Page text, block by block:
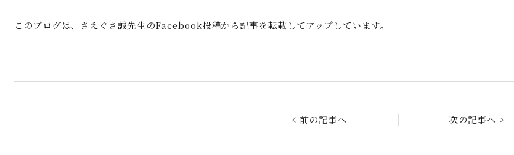
このブログは、さえぐさ誠先生のFacebook投稿から記事を転載してアップしています。
< 前の記事へ 次の記事へ >